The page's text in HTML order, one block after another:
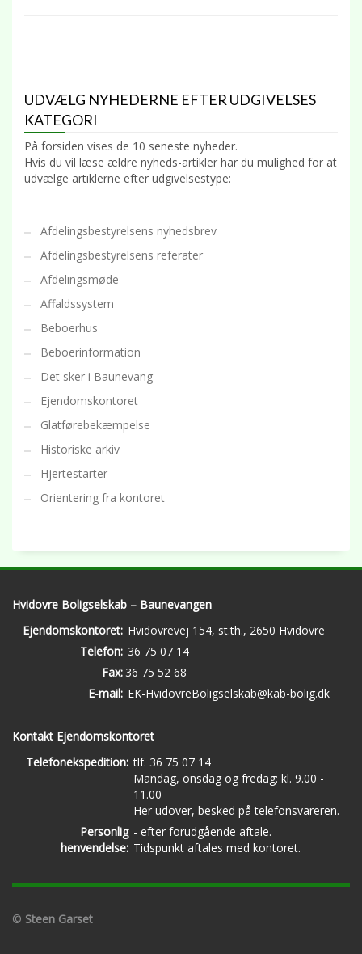
UDVÆLG NYHEDERNE EFTER UDGIVELSES
KATEGORI
På forsiden vises de 10 seneste nyheder.
Hvis du vil læse ældre nyheds-artikler har du mulighed for at
udvælge artiklerne efter udgivelsestype:
Afdelingsbestyrelsens nyhedsbrev
Afdelingsbestyrelsens referater
Afdelingsmøde
Affaldssystem
Beboerhus
Beboerinformation
Det sker i Baunevang
Ejendomskontoret
Glatførebekæmpelse
Historiske arkiv
Hjertestarter
Orientering fra kontoret
Hvidovre Boligselskab – Baunevangen
Ejendomskontoret: Hvidovrevej 154, st.th., 2650 Hvidovre
Telefon: 36 75 07 14
Fax: 36 75 52 68
E-mail: EK-HvidovreBoligselskab@kab-bolig.dk
Kontakt Ejendomskontoret
Telefonekspedition: tlf. 36 75 07 14
Mandag, onsdag og fredag: kl. 9.00 -
11.00
Her udover, besked på telefonsvareren.
Personlig
henvendelse:
- efter forudgående aftale.
Tidspunkt aftales med kontoret.
© Steen Garset